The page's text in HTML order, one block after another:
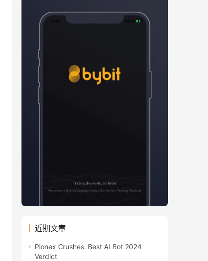
近期文章
Pionex Crushes: Best AI Bot 2024
Verdict